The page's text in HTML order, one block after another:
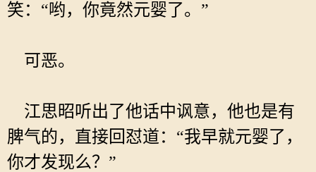
笑：“哟，你竟然元婴了。”
可恶。
江思昭听出了他话中讽意，他也是有
脾气的，直接回怼道：“我早就元婴了，
你才发现么？”